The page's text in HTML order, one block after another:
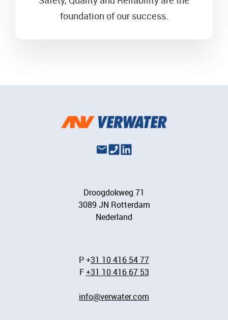
foundation of our success.
Droogdokweg 71
3089 JN Rotterdam
Nederland
P +31 10 416 54 77
F+31 10 416 67 53
info@verwater.com